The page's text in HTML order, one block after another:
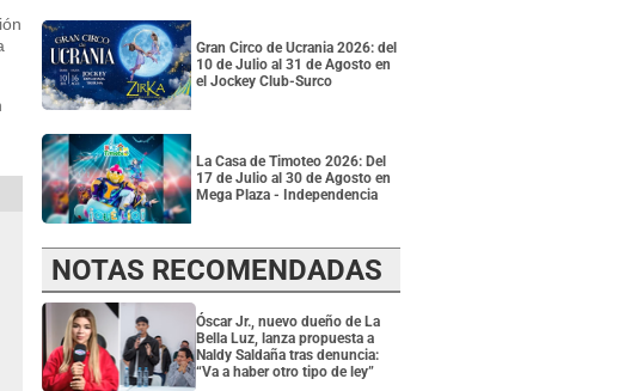
Gran Circo de Ucrania 2026: del
10 de Julio al 31 de Agosto en
el Jockey Club-Surco
La Casa de Timoteo 2026: Del
17 de Julio al 30 de Agosto en
Mega Plaza - Independencia
NOTAS RECOMENDADAS
Óscar Jr., nuevo dueño de La
Bella Luz, lanza propuesta a
Naldy Saldaña tras denuncia:
“Va a haber otro tipo de ley”